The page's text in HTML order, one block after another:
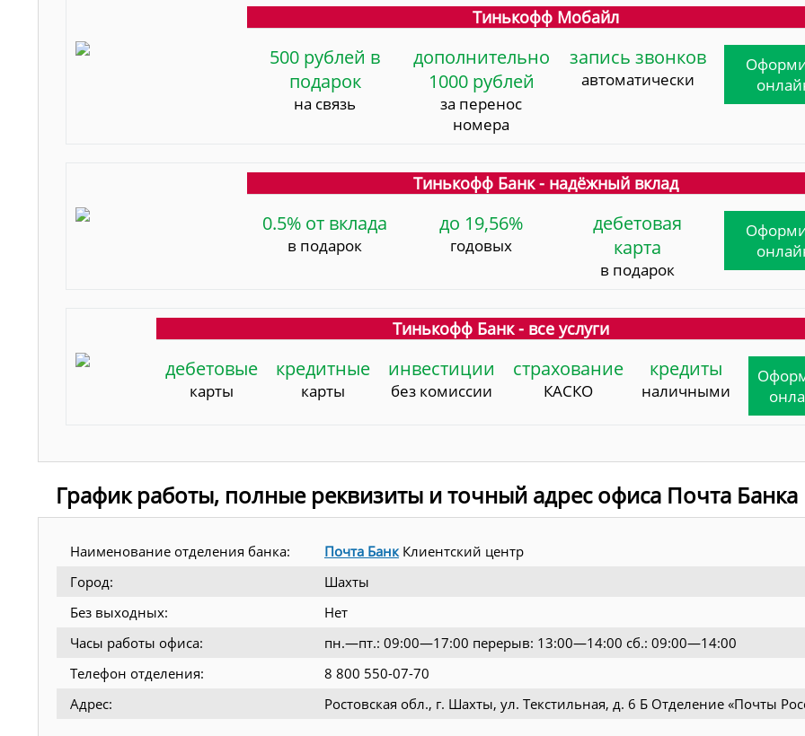
Тинькофф Мобайл
500 рублей в
подарок
на связь
дополнительно
1000 рублей
за перенос
номера
запись звонков
автоматически
Тинькофф Банк - надёжный вклад
0.5% от вклада
в подарок
до 19,56%
годовых
дебетовая
карта
в подарок
Тинькофф Банк - все услуги
дебетовые
карты
кредитные
карты
инвестиции
без комиссии
страхование
КАСКО
кредиты
наличными
График работы, полные реквизиты и точный адрес офиса Почта Банка
Наименование отделения банка: Почта Банк Клиентский центр
Город:
Шахты
Без выходных:
Нет
Часы работы офиса:
пн.—пт.: 09:00—17:00 перерыв: 13:00—14:00 сб.: 09:00—14:00
Телефон отделения:
8 800 550-07-70
Адрес:
Ростовская обл., г. Шахты, ул. Текстильная, д. 6 Б Отделение «Почты